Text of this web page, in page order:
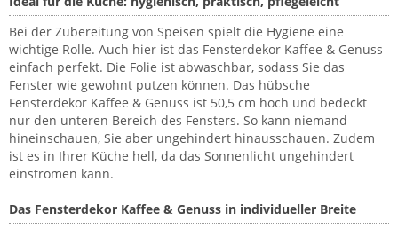
Bei der Zubereitung von Speisen spielt die Hygiene eine
wichtige Rolle. Auch hier ist das Fensterdekor Kaffee & Genuss
einfach perfekt. Die Folie ist abwaschbar, sodass Sie das
Fenster wie gewohnt putzen können. Das hübsche
Fensterdekor Kaffee & Genuss ist 50,5 cm hoch und bedeckt
nur den unteren Bereich des Fensters. So kann niemand
hineinschauen, Sie aber ungehindert hinausschauen. Zudem
ist es in Ihrer Küche hell, da das Sonnenlicht ungehindert
einströmen kann.
Das Fensterdekor Kaffee & Genuss in individueller Breite